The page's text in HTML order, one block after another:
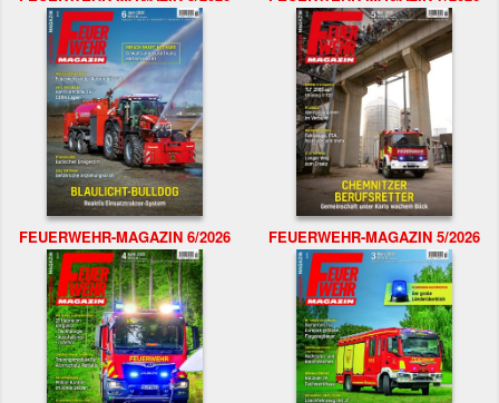
FEUERWEHR-MAGAZIN 6/2026 FEUERWEHR-MAGAZIN 5/2026